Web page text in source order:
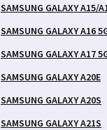
SAMSUNG GALAXY A15/
SAMSUNG GALAXY A16
SAMSUNG GALAXY A17
SAMSUNG GALAXY A20E
SAMSUNG GALAXY A20S
SAMSUNG GALAXY A21S